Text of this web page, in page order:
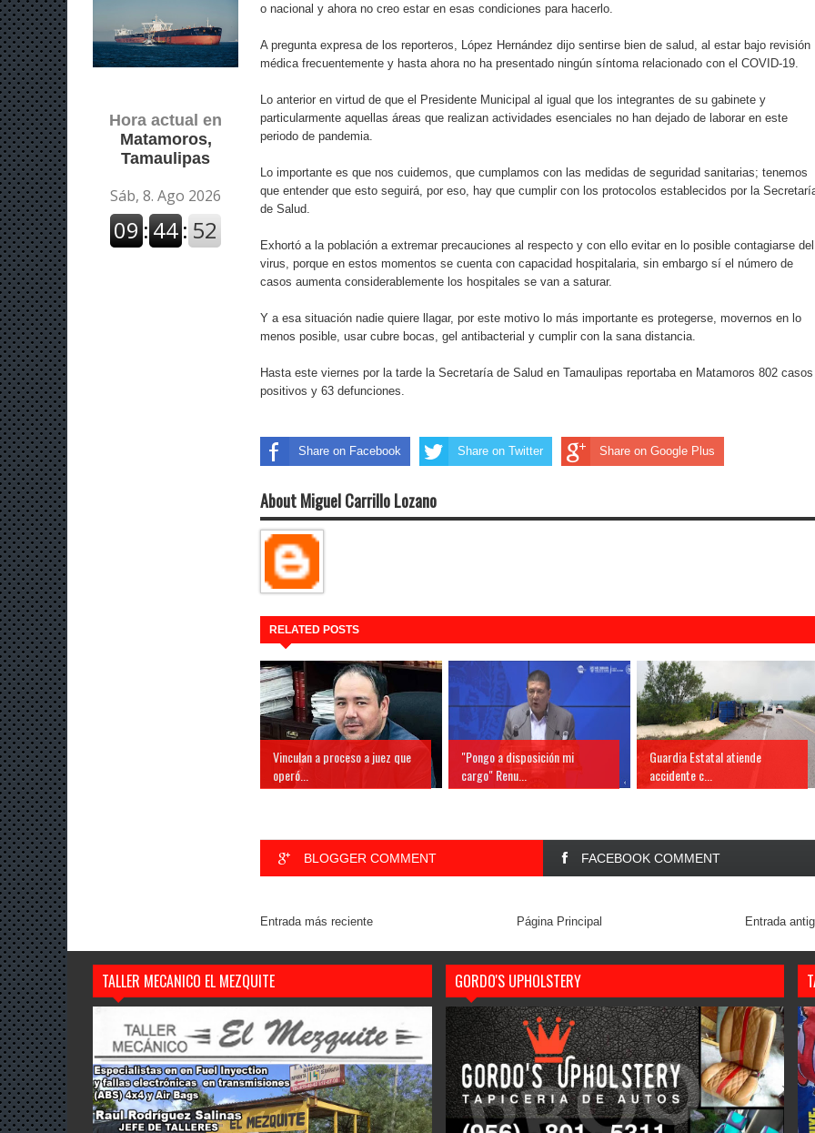
Hora actual en
Matamoros,
Tamaulipas
o nacional y ahora no creo estar en esas condiciones para hacerlo.
A pregunta expresa de los reporteros, López Hernández dijo sentirse bien de salud, al estar bajo revisión
médica frecuentemente y hasta ahora no ha presentado ningún síntoma relacionado con el COVID-19.
Lo anterior en virtud de que el Presidente Municipal al igual que los integrantes de su gabinete y
particularmente aquellas áreas que realizan actividades esenciales no han dejado de laborar en este
periodo de pandemia.
Lo importante es que nos cuidemos, que cumplamos con las medidas de seguridad sanitarias; tenemos
que entender que esto seguirá, por eso, hay que cumplir con los protocolos establecidos por la
de Salud.
Exhortó a la población a extremar precauciones al respecto y con ello evitar en lo posible contagiarse del
virus, porque en estos momentos se cuenta con capacidad hospitalaria, sin embargo sí el número de
casos aumenta considerablemente los hospitales se van a saturar.
Y a esa situación nadie quiere llagar, por este motivo lo más importante es protegerse, movernos en lo
menos posible, usar cubre bocas, gel antibacterial y cumplir con la sana distancia.
Hasta este viernes por la tarde la Secretaría de Salud en Tamaulipas reportaba en Matamoros 802 casos
positivos y 63 defunciones.
Share on Facebook Share on Twitter Share on Google Plus
About Miguel Carrillo Lozano
RELATED POSTS
Vinculan a proceso a juez que
operó...
"Pongo a disposición mi
cargo" Renu...
Guardia Estatal atiende
accidente c...
BLOGGER COMMENT FACEBOOK COMMENT
Entrada más reciente Entrada
Página Principal
TALLER MECANICO EL MEZQUITE GORDO'S UPHOLSTERY